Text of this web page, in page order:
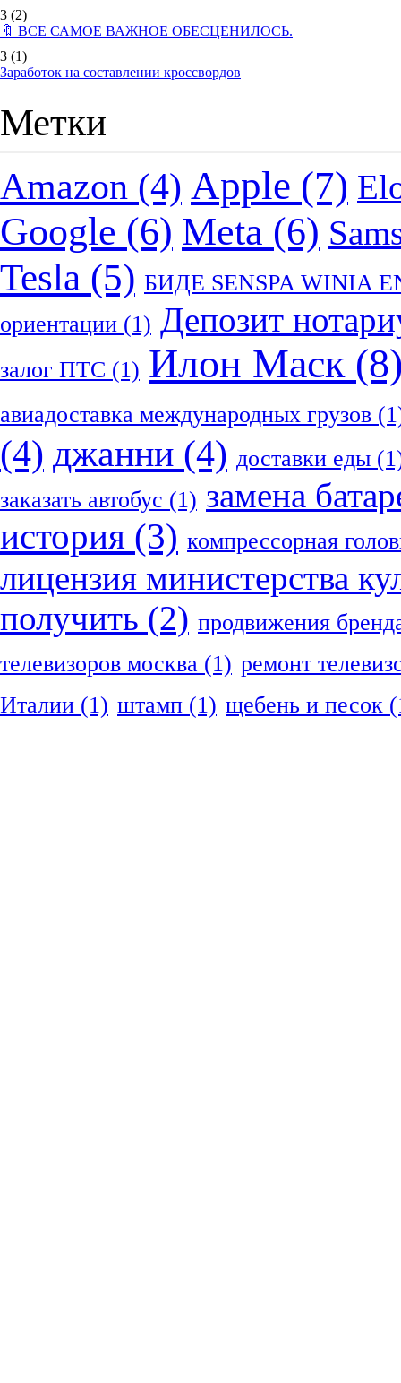
3 (2)
🔖 ВСЕ САМОЕ ВАЖНОЕ ОБЕСЦЕНИЛОСЬ.
3 (1)
Заработок на составлении кроссвордов
Метки
Amazon (4) Apple (7)
Google (6) Meta (6)
Tesla (5) БИДЕ SENSPA WINIA
ориентации (1) Депозит
залог ПТС (1) Илон Маск
авиадоставка международных грузов
(4) джанни (4) доставки еды
заказать автобус (1) замена
история (3) компрессорная
лицензия министерства
получить (2) продвижения
телевизоров москва (1) ремонт
Италии (1) штамп (1) щебень и песок